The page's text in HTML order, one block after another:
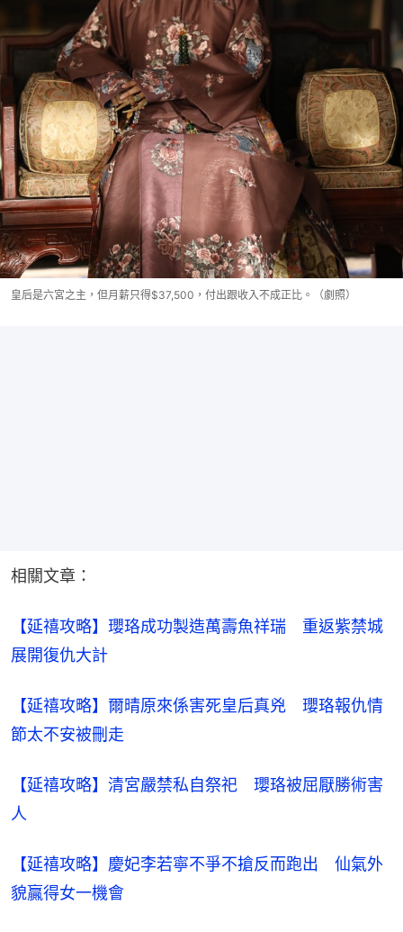
皇后是六宮之主，但月薪只得$37,500，付出跟收入不成正比。（劇照）
相關文章：
【延禧攻略】瓔珞成功製造萬壽魚祥瑞　重返紫禁城
展開復仇大計​
【延禧攻略】爾晴原來係害死皇后真兇　瓔珞報仇情
節太不安被刪走​
【延禧攻略】清宮嚴禁私自祭祀　瓔珞被屈厭勝術害
人
【延禧攻略】慶妃李若寧不爭不搶反而跑出　仙氣外
貌贏得女一機會​